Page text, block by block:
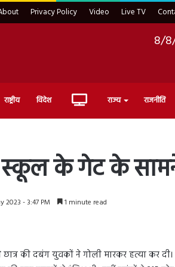
Privacy Policy Video Live TV
8/
राष्ट्रीय विदेश Live राज्य राजनीति
के गेट के सामने
2023 - 3:47 PM 1 minute read
की दबंग युवकों ने गोली मारकर हत्या कर